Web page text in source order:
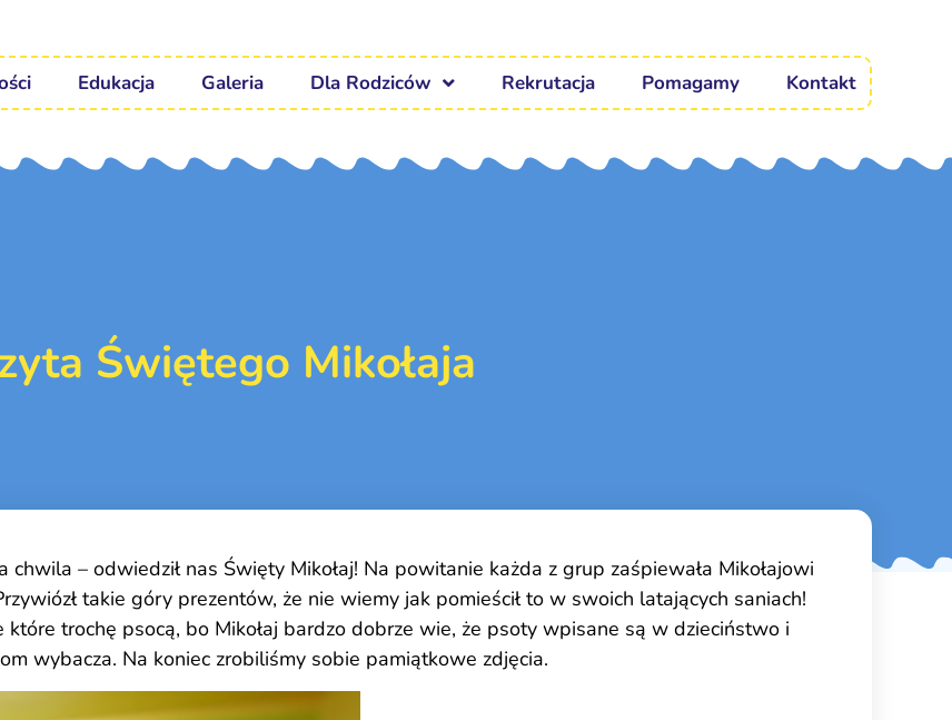
Edukacja Galeria Dla Rodziców Rekrutacja Pomagamy Kontakt
Świętego Mikołaja
chwila – odwiedził nas Święty Mikołaj! Na powitanie każda z grup zaśpiewała Mikołajowi
takie góry prezentów, że nie wiemy jak pomieścił to w swoich latających saniach!
trochę psocą, bo Mikołaj bardzo dobrze wie, że psoty wpisane są w dzieciństwo i
wybacza. Na koniec zrobiliśmy sobie pamiątkowe zdjęcia.